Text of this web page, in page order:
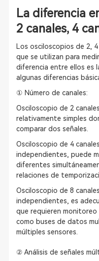
La diferencia
2 canales, 4
Los osciloscopios de 2,
que se utilizan para
diferencia entre ellos es
algunas diferencias
① Número de canales:
Osciloscopio de 2
relativamente simples
comparar dos señales.
Osciloscopio de 4
independientes, puede
diferentes
relaciones de
Osciloscopio de 8
independientes, es
que requieren monitoreo
como buses de datos
múltiples sensores.
② Análisis de señales